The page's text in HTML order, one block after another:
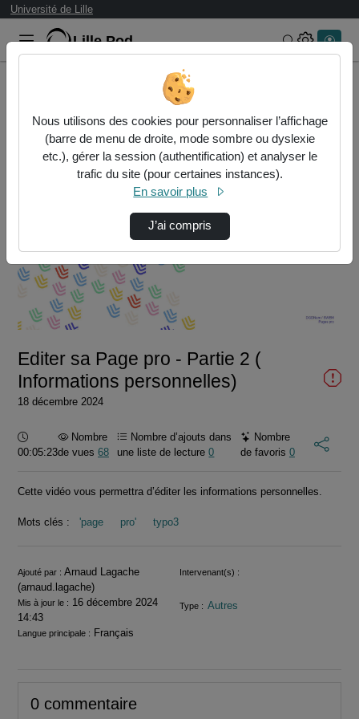
Université de Lille
Lille.Pod Rechercher
Editer sa Page pro - Partie 2 ( Informations…
Lire
vidéo
Editer sa Page pro - Partie 2 (
Informations personnelles)
18 décembre 2024
Durée :
00:05:23
Nombre
de vues 68
Nombre d’ajouts dans
une liste de lecture0
Nombre
de favoris 0
Cette vidéo vous permettra d’éditer les informations personnelles.
Mots clés : 'page pro' typo3
Informations
Ajouté par : Arnaud Lagache
(arnaud.lagache)
Intervenant(s) :
Mis à jour le : 16 décembre 2024
14:43
Type : Autres
Langue principale : Français
0 commentaire
Nous utilisons des cookies pour personnaliser l’affichage
(barre de menu de droite, mode sombre ou dyslexie
etc.), gérer la session (authentification) et analyser le
trafic du site (pour certaines instances).
En savoir plus
J’ai compris